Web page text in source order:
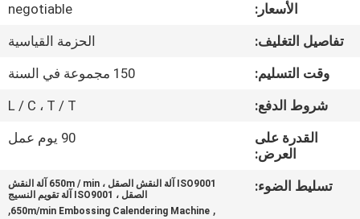
مراقبة
الجودة
اتصل
اطلب
الأسعار:
negotiable
تفاصيل التغليف:
الحزمة القياسية
وقت التسليم:
150 مجموعة في السنة
شروط الدفع:
L / C ، T / T
القدرة على
العرض:
90 يوم عمل
تسليط الضوء:
ISO9001 آلة النقش الصقل ، 650m / min آلة النقش
الصقل ، ISO9001 آلة تقويم النسيج
,
650m/min Embossing Calendering Machine
,